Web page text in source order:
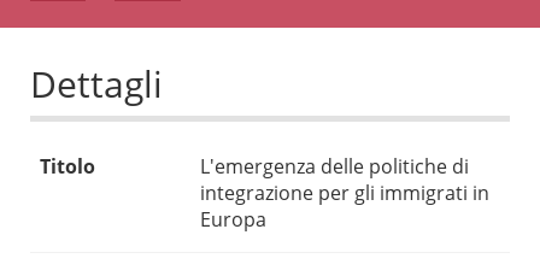
Dettagli
Titolo
L'emergenza delle politiche di
integrazione per gli immigrati in
Europa